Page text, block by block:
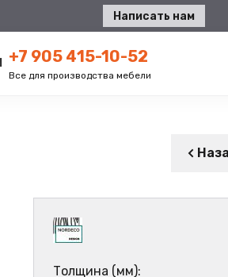
Написать нам
+7 905 415-10-52
Все для производства мебели
Толщина (мм):